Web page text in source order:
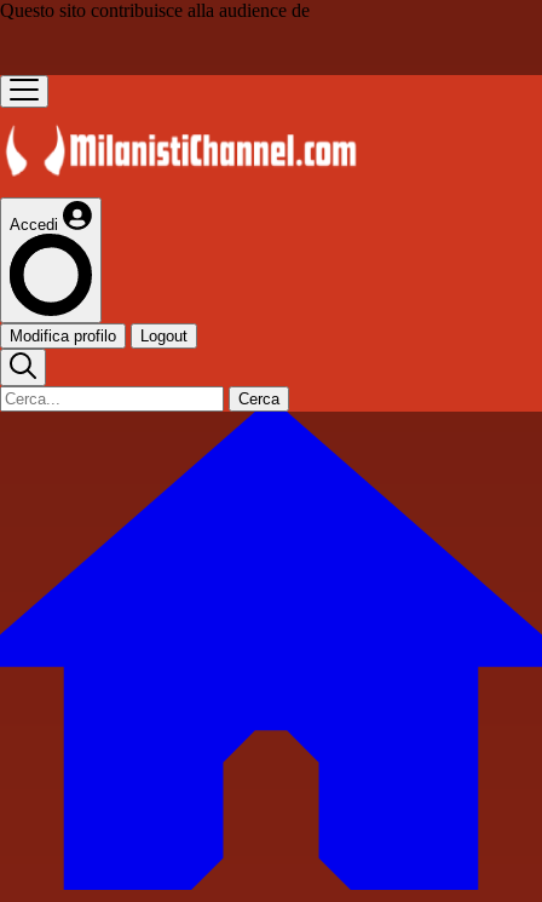
Questo sito contribuisce alla audience de
Accedi
Modifica profilo Logout
Cerca